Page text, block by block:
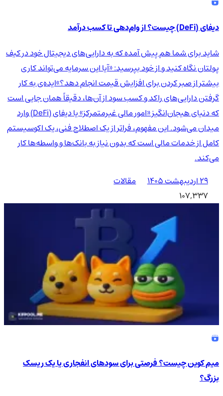
دیفای (DeFi) چیست؟ از وام‌دهی تا کسب درآمد
شاید برای شما هم پیش آمده که به دارایی‌های دیجیتال خود در کیف
پولتان نگاه کنید و از خود بپرسید: «آیا این سرمایه می‌تواند کاری
بیشتر از صبر کردن برای افزایش قیمت انجام دهد؟»ایده‌ی به کار
گرفتن دارایی‌های راکد و کسب سود از آن‌ها، دقیقاً همان جایی است
که دنیای هیجان‌انگیز «امور مالی غیرمتمرکز» یا دیفای (DeFi) وارد
میدان می‌شود. این مفهوم، فراتر از یک اصطلاح فنی، یک اکوسیستم
کامل از خدمات مالی است که بدون نیاز به بانک‌ها و واسطه‌ها کار
می‌کند.
۲۹ اردیبهشت ۱۴۰۵
مقالات
107,337
میم کوین چیست؟ فرصتی برای سودهای انفجاری یا یک ریسک
بزرگ؟